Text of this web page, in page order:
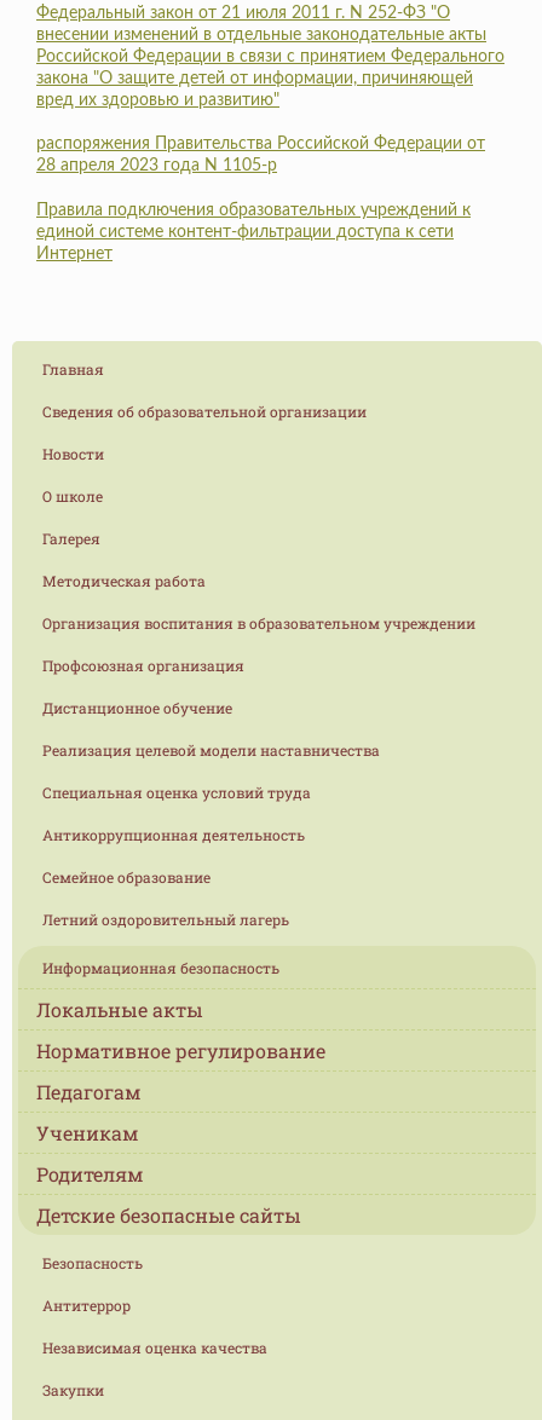
Федеральный закон от 21 июля 2011 г. N 252-ФЗ "О
внесении изменений в отдельные законодательные акты
Российской Федерации в связи с принятием Федерального
закона "О защите детей от информации, причиняющей
вред их здоровью и развитию"
распоряжения Правительства Российской Федерации от
28 апреля 2023 года N 1105-р
Правила подключения образовательных учреждений к
единой системе контент-фильтрации доступа к сети
Интернет
Главная
Сведения об образовательной организации
Новости
О школе
Галерея
Методическая работа
Организация воспитания в образовательном учреждении
Профсоюзная организация
Дистанционное обучение
Реализация целевой модели наставничества
Специальная оценка условий труда
Антикоррупционная деятельность
Семейное образование
Летний оздоровительный лагерь
Информационная безопасность
Локальные акты
Нормативное регулирование
Педагогам
Ученикам
Родителям
Детские безопасные сайты
Безопасность
Антитеррор
Независимая оценка качества
Закупки